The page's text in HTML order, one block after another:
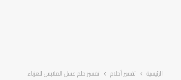
الرئيسية تفسير أحلام تفسير حلم غسل الملابس للعزباء